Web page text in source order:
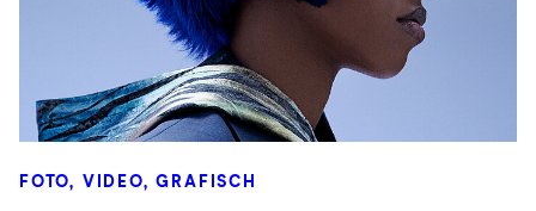
FOTO, VIDEO, GRAFISCH